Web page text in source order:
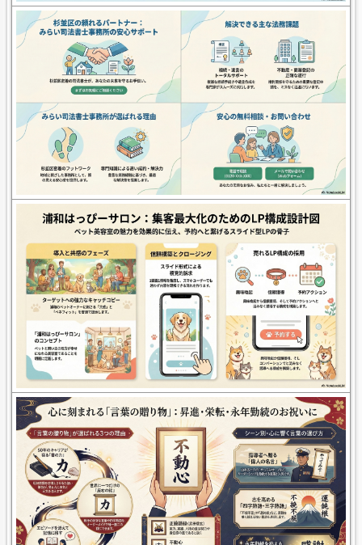
・完全オーダーメイド
6. 実績（あれば）
例
・〇〇人が利用
・口コミ評価4.8
・創業10年
７. 料金
例
・体験〇〇円
８. お客様の声（あれば）
例
・肩こりが楽になった
・写真が宝物になった
９. 行動ボタン
LPを見た人に
何をしてほしいですか？
□ 予約
□ LINE登録
□ 問い合わせ
□ 購入
□ その他
10. その他
ペルソナ設定・掲載したい内容・写真・希望な
ど。